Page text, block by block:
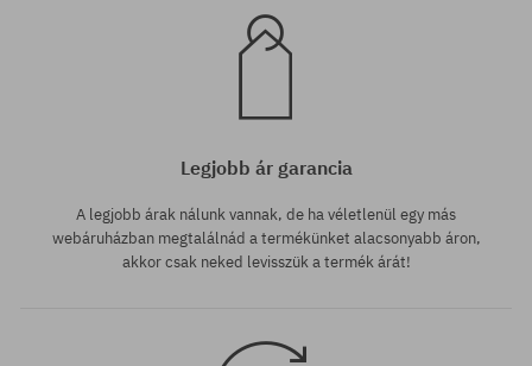
Legjobb ár garancia
A legjobb árak nálunk vannak, de ha véletlenül egy más
webáruházban megtalálnád a termékünket alacsonyabb áron,
akkor csak neked levisszük a termék árát!